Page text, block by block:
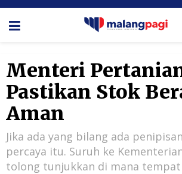
Menteri
Pastikan Stok
Aman
Jika ada yang bilang ada
percaya itu. Suruh ke
tolong tunjukkan di mana